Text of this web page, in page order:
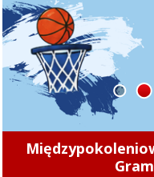
„Zamiast
klepisko. To
1 2